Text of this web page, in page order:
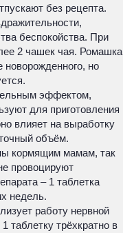
без рецепта.
беспокойства. При
2 чашек чая. Ромашка
новорожденного, но
эффектом,
для приготовления
влияет на выработку
объём.
кормящим мамам, так
провоцируют
– 1 таблетка
недель.
работу нервной
таблетку трёхкратно в